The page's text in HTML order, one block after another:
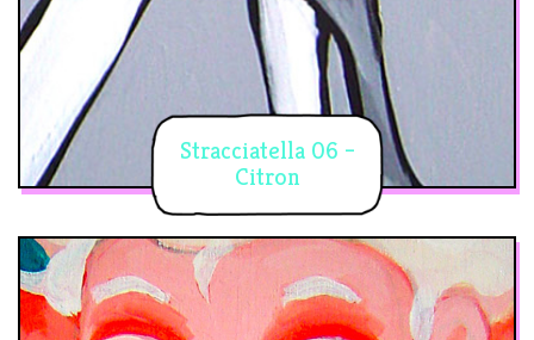
Stracciatella 06 –
Citron